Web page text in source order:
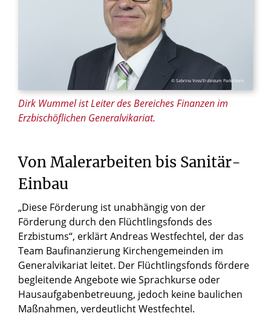
© Sabrina Voss/Erzbistum Paderborn
Dirk Wummel ist Leiter des Bereiches Finanzen im
Erzbischöflichen Generalvikariat.
Von Malerarbeiten bis Sanitär-
Einbau
„Diese Förderung ist unabhängig von der
Förderung durch den Flüchtlingsfonds des
Erzbistums“, erklärt Andreas Westfechtel, der das
Team Baufinanzierung Kirchengemeinden im
Generalvikariat leitet. Der Flüchtlingsfonds fördere
begleitende Angebote wie Sprachkurse oder
Hausaufgabenbetreuung, jedoch keine baulichen
Maßnahmen, verdeutlicht Westfechtel.